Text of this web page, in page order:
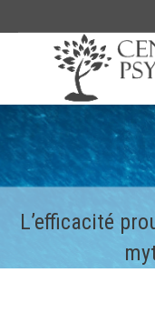
L’efficacité